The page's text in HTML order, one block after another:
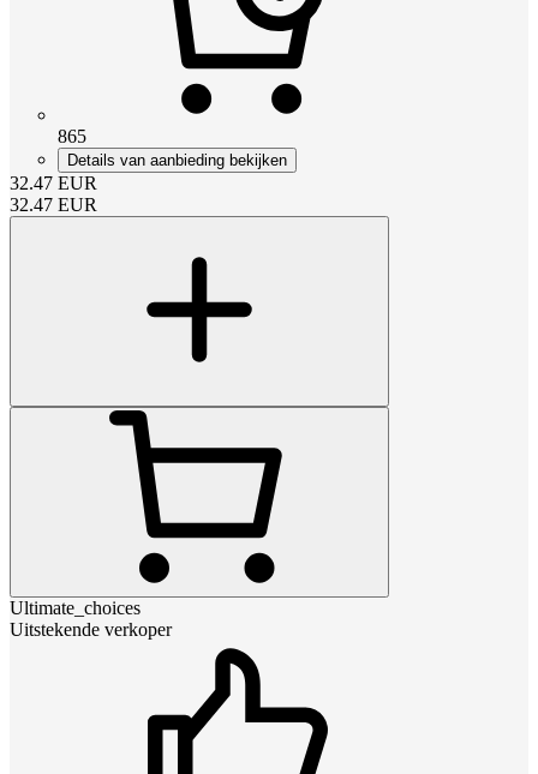
865
Details van aanbieding bekijken
32.47 EUR
32.47 EUR
Ultimate_choices
Uitstekende verkoper